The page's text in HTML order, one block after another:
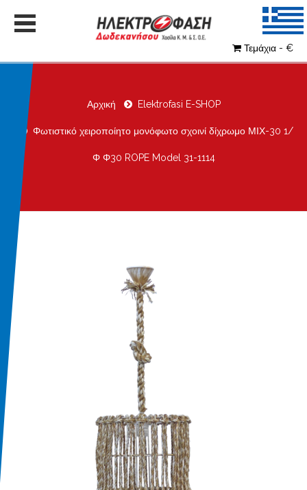
Τεμάχια - €
Αρχική Elektrofasi E-SHOP
Φωτιστικό χειροποίητο μονόφωτο σχοινί δίχρωμο ΜΙΧ-30 1/
Φ Φ30 ROPE Model 31-1114